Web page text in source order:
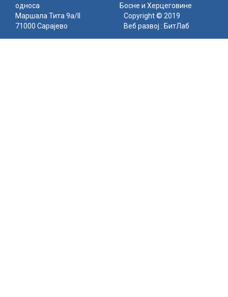
односа
Босне и Херцеговине
Маршала Тита 9а/II
71000 Сарајево
Copyright © 2019
Веб развој : БитЛаб